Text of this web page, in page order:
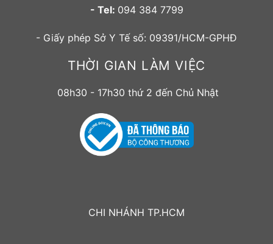
- Tel: 094 384 7799
- Giấy phép Sở Y Tế số: 09391/HCM-GPHĐ
THỜI GIAN LÀM VIỆC
08h30 - 17h30 thứ 2 đến Chủ Nhật
CHI NHÁNH TP.HCM